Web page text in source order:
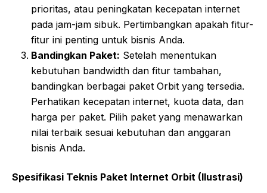
prioritas, atau peningkatan kecepatan internet
pada jam-jam sibuk. Pertimbangkan apakah fitur-
fitur ini penting untuk bisnis Anda.
Bandingkan Paket: Setelah menentukan
kebutuhan bandwidth dan fitur tambahan,
bandingkan berbagai paket Orbit yang tersedia.
Perhatikan kecepatan internet, kuota data, dan
harga per paket. Pilih paket yang menawarkan
nilai terbaik sesuai kebutuhan dan anggaran
bisnis Anda.
Spesifikasi Teknis Paket Internet Orbit (Ilustrasi)